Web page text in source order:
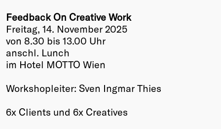
Feedback On Creative Work
Freitag, 14. November 2025
von 8.30 bis 13.00 Uhr
anschl. Lunch
im Hotel MOTTO Wien
Workshopleiter: Sven Ingmar Thies
6x Clients und 6x Creatives